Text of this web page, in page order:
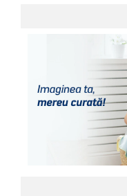
Masina de spalat +
Masina de spalat rufe
Masina de spalat vase